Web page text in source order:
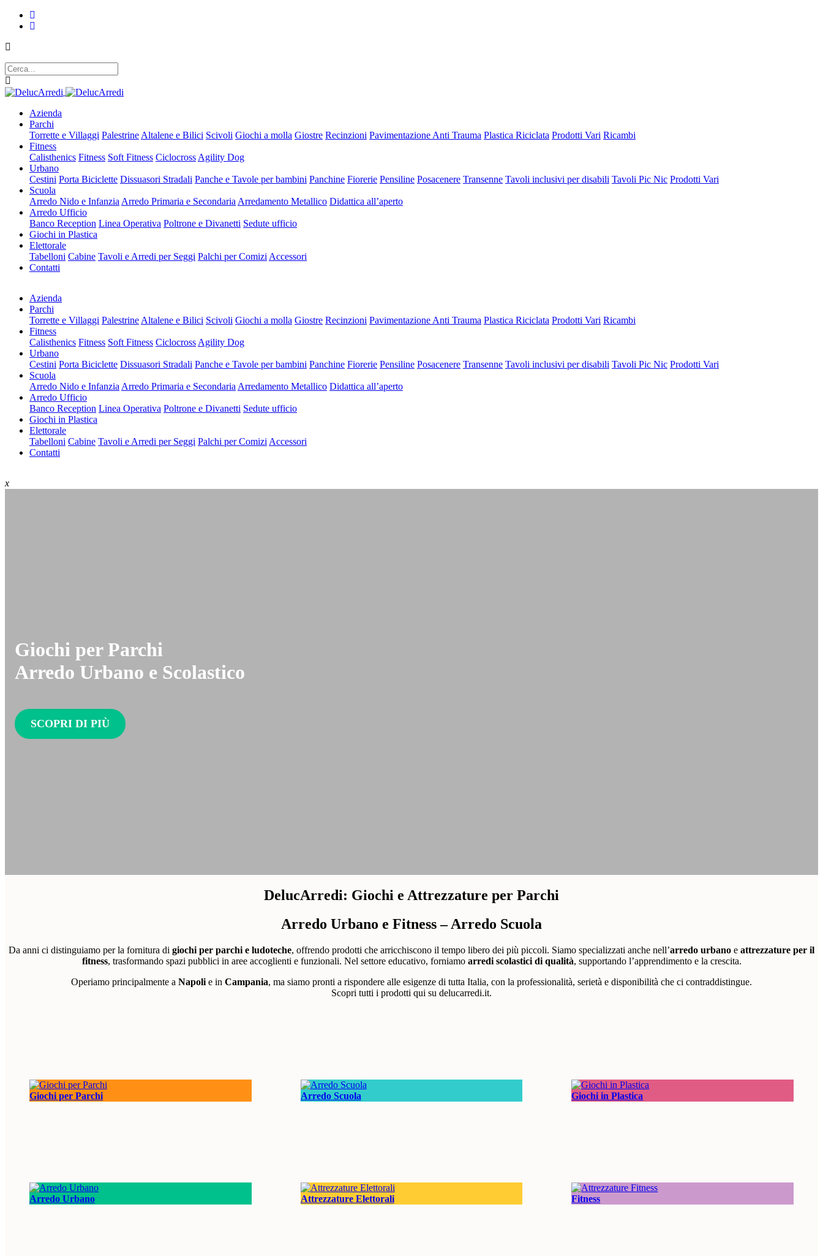
Azienda
Parchi
Torrette e Villaggi Palestrine Altalene e Bilici Scivoli Giochi a molla Giostre Recinzioni Pavimentazione Anti Trauma Plastica Riciclata Prodotti Vari Ricambi
Fitness
Calisthenics Fitness Soft Fitness Ciclocross Agility Dog
Urbano
Cestini Porta Biciclette Dissuasori Stradali Panche e Tavole per bambini Panchine Fiorerie Pensiline Posacenere Transenne Tavoli inclusivi per disabili Tavoli Pic Nic Prodotti Vari
Scuola
Arredo Nido e Infanzia Arredo Primaria e Secondaria Arredamento Metallico Didattica all’aperto
Arredo Ufficio
Banco Reception Linea Operativa Poltrone e Divanetti Sedute ufficio
Giochi in Plastica
Elettorale
Tabelloni Cabine Tavoli e Arredi per Seggi Palchi per Comizi Accessori
Contatti
Azienda
Parchi
Torrette e Villaggi Palestrine Altalene e Bilici Scivoli Giochi a molla Giostre Recinzioni Pavimentazione Anti Trauma Plastica Riciclata Prodotti Vari Ricambi
Fitness
Calisthenics Fitness Soft Fitness Ciclocross Agility Dog
Urbano
Cestini Porta Biciclette Dissuasori Stradali Panche e Tavole per bambini Panchine Fiorerie Pensiline Posacenere Transenne Tavoli inclusivi per disabili Tavoli Pic Nic Prodotti Vari
Scuola
Arredo Nido e Infanzia Arredo Primaria e Secondaria Arredamento Metallico Didattica all’aperto
Arredo Ufficio
Banco Reception Linea Operativa Poltrone e Divanetti Sedute ufficio
Giochi in Plastica
Elettorale
Tabelloni Cabine Tavoli e Arredi per Seggi Palchi per Comizi Accessori
Contatti
x
Giochi per Parchi
Arredo Urbano e Scolastico
SCOPRI DI PIÙ
DelucArredi: Giochi e Attrezzature per Parchi
Arredo Urbano e Fitness – Arredo Scuola
Da anni ci distinguiamo per la fornitura di giochi per parchi e ludoteche, offrendo prodotti che arricchiscono il tempo libero dei più piccoli. Siamo specializzati anche nell’arredo urbano e attrezzature per il
fitness, trasformando spazi pubblici in aree accoglienti e funzionali. Nel settore educativo, forniamo arredi scolastici di qualità, supportando l’apprendimento e la crescita.
Operiamo principalmente a Napoli e in Campania, ma siamo pronti a rispondere alle esigenze di tutta Italia, con la professionalità, serietà e disponibilità che ci contraddistingue.
Scopri tutti i prodotti qui su delucarredi.it.
Giochi per Parchi Arredo Scuola Giochi in Plastica
Arredo Urbano Attrezzature Elettorali Fitness